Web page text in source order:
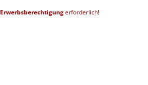
Erwerbsberechtigungerforderlich!